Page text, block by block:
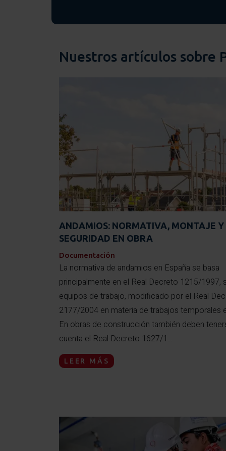
Nuestros artículos sobre
ANDAMIOS: NORMATIVA, MONTAJE Y
SEGURIDAD EN OBRA
Documentación
La normativa de andamios en España se basa
principalmente en el Real Decreto 1215/1997,
equipos de trabajo, modificado por el Real
2177/2004 en materia de trabajos temporales
En obras de construcción también deben
cuenta el Real Decreto 1627/1...
LEER MÁS